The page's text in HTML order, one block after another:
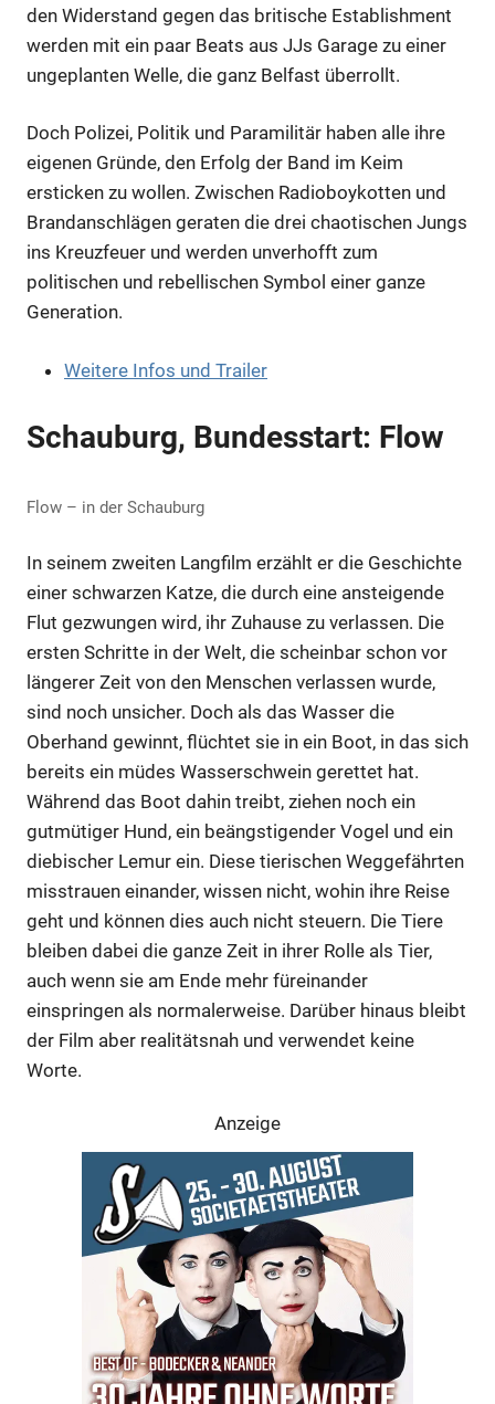
den Widerstand gegen das britische Establishment
werden mit ein paar Beats aus JJs Garage zu einer
ungeplanten Welle, die ganz Belfast überrollt.
Doch Polizei, Politik und Paramilitär haben alle ihre
eigenen Gründe, den Erfolg der Band im Keim
ersticken zu wollen. Zwischen Radioboykotten und
Brandanschlägen geraten die drei chaotischen Jungs
ins Kreuzfeuer und werden unverhofft zum
politischen und rebellischen Symbol einer ganze
Generation.
Weitere Infos und Trailer
Schauburg, Bundesstart: Flow
Flow – in der Schauburg
In seinem zweiten Langfilm erzählt er die Geschichte
einer schwarzen Katze, die durch eine ansteigende
Flut gezwungen wird, ihr Zuhause zu verlassen. Die
ersten Schritte in der Welt, die scheinbar schon vor
längerer Zeit von den Menschen verlassen wurde,
sind noch unsicher. Doch als das Wasser die
Oberhand gewinnt, flüchtet sie in ein Boot, in das sich
bereits ein müdes Wasserschwein gerettet hat.
Während das Boot dahin treibt, ziehen noch ein
gutmütiger Hund, ein beängstigender Vogel und ein
diebischer Lemur ein. Diese tierischen Weggefährten
misstrauen einander, wissen nicht, wohin ihre Reise
geht und können dies auch nicht steuern. Die Tiere
bleiben dabei die ganze Zeit in ihrer Rolle als Tier,
auch wenn sie am Ende mehr füreinander
einspringen als normalerweise. Darüber hinaus bleibt
der Film aber realitätsnah und verwendet keine
Worte.
Anzeige